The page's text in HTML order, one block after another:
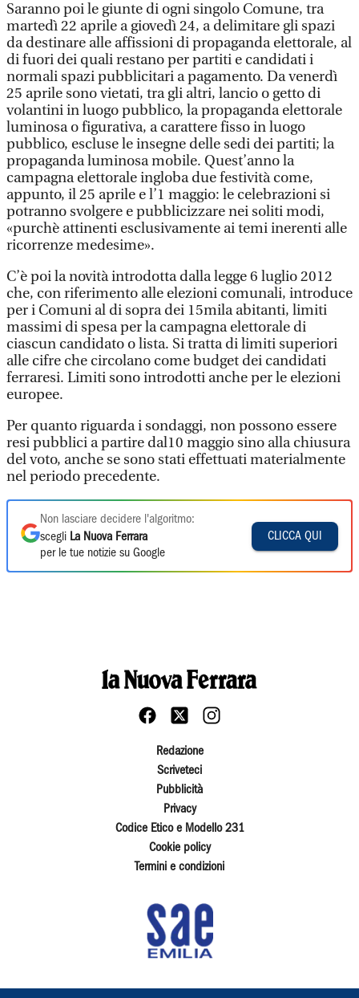
Saranno poi le giunte di ogni singolo Comune, tra
martedì 22 aprile a giovedì 24, a delimitare gli spazi
da destinare alle affissioni di propaganda elettorale, al
di fuori dei quali restano per partiti e candidati i
normali spazi pubblicitari a pagamento. Da venerdì
25 aprile sono vietati, tra gli altri, lancio o getto di
volantini in luogo pubblico, la propaganda elettorale
luminosa o figurativa, a carattere fisso in luogo
pubblico, escluse le insegne delle sedi dei partiti; la
propaganda luminosa mobile. Quest’anno la
campagna elettorale ingloba due festività come,
appunto, il 25 aprile e l’1 maggio: le celebrazioni si
potranno svolgere e pubblicizzare nei soliti modi,
«purchè attinenti esclusivamente ai temi inerenti alle
ricorrenze medesime».
C’è poi la novità introdotta dalla legge 6 luglio 2012
che, con riferimento alle elezioni comunali, introduce
per i Comuni al di sopra dei 15mila abitanti, limiti
massimi di spesa per la campagna elettorale di
ciascun candidato o lista. Si tratta di limiti superiori
alle cifre che circolano come budget dei candidati
ferraresi. Limiti sono introdotti anche per le elezioni
europee.
Per quanto riguarda i sondaggi, non possono essere
resi pubblici a partire dal10 maggio sino alla chiusura
del voto, anche se sono stati effettuati materialmente
nel periodo precedente.
Non lasciare decidere l'algoritmo:
scegli La Nuova Ferrara
per le tue notizie su Google
CLICCA QUI
Redazione
Scriveteci
Pubblicità
Privacy
Codice Etico e Modello 231
Cookie policy
Termini e condizioni